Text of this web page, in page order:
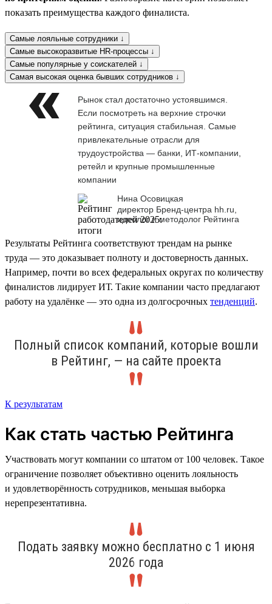
показать преимущества каждого финалиста.
Самые лояльные сотрудники ↓
Самые высокоразвитые HR-процессы ↓
Самые популярные у соискателей ↓
Самая высокая оценка бывших сотрудников ↓
Рынок стал достаточно устоявшимся.
Если посмотреть на верхние строчки
рейтинга, ситуация стабильная. Самые
привлекательные отрасли для
трудоустройства — банки, ИТ-компании,
ретейл и крупные промышленные
компании
Нина Осовицкая
директор Бренд-центра hh.ru,
идеолог и методолог Рейтинга
Результаты Рейтинга соответствуют трендам на рынке
труда — это доказывает полноту и достоверность данных.
Например, почти во всех федеральных округах по количеству
финалистов лидирует ИТ. Такие компании часто предлагают
работу на удалёнке — это одна из долгосрочных тенденций.
Полный список компаний, которые вошли
в Рейтинг, — на сайте проекта
К результатам
Как стать частью Рейтинга
Участвовать могут компании со штатом от 100 человек. Такое
ограничение позволяет объективно оценить лояльность
и удовлетворённость сотрудников, меньшая выборка
нерепрезентативна.
Подать заявку можно бесплатно с 1 июня
2026 года